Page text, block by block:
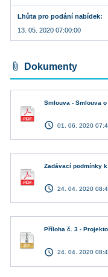
Lhůta pro podání nabídek
13. 05. 2020 07:00:00
attach_file Dokumenty
Smlouva - Smlouva
access_time 01. 06. 2020
Zadávací podmínky
access_time 24. 04. 2020
Příloha č. 3 -
access_time 24. 04. 2020